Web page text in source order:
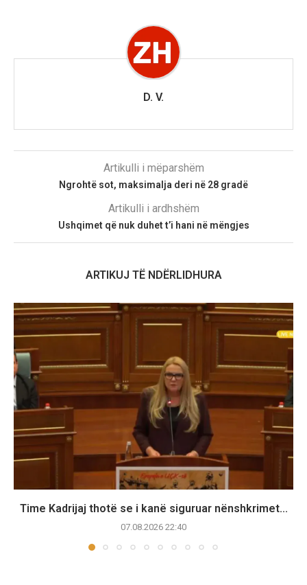
D. V.
Artikulli i mëparshëm
Ngrohtë sot, maksimalja deri në 28 gradë
Artikulli i ardhshëm
Ushqimet që nuk duhet t’i hani në mëngjes
ARTIKUJ TË NDËRLIDHURA
Time Kadrijaj thotë se i kanë siguruar nënshkrimet...
07.08.2026 22:40